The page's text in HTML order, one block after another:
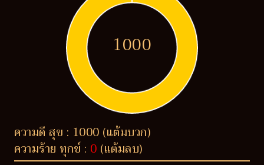
1000
ความดี สุข : 1000 (แต้มบวก)
ความร้าย ทุกข์ : 0 (แต้มลบ)